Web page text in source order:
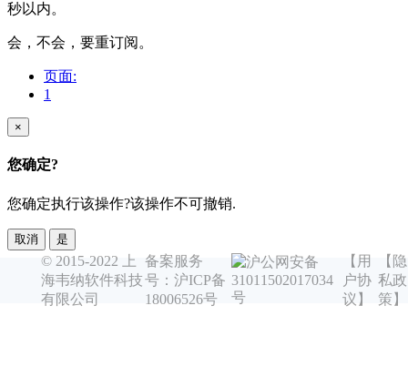
秒以内。
会，不会，要重订阅。
页面:
1
×
您确定?
您确定执行该操作?该操作不可撤销.
取消 是
© 2015-2022 上
海韦纳软件科技
有限公司
备案服务
号：沪ICP备
18006526号
沪公网安备
31011502017034
号
【用
户协
议】
【隐
私政
策】